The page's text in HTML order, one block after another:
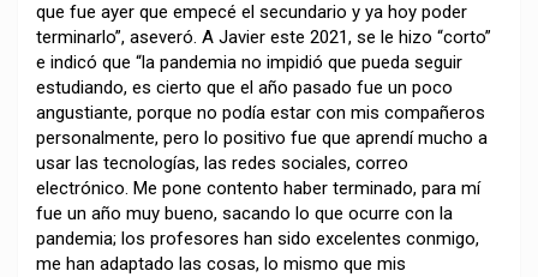
que fue ayer que empecé el secundario y ya hoy poder
terminarlo”, aseveró. A Javier este 2021, se le hizo “corto”
e indicó que “la pandemia no impidió que pueda seguir
estudiando, es cierto que el año pasado fue un poco
angustiante, porque no podía estar con mis compañeros
personalmente, pero lo positivo fue que aprendí mucho a
usar las tecnologías, las redes sociales, correo
electrónico. Me pone contento haber terminado, para mí
fue un año muy bueno, sacando lo que ocurre con la
pandemia; los profesores han sido excelentes conmigo,
me han adaptado las cosas, lo mismo que mis